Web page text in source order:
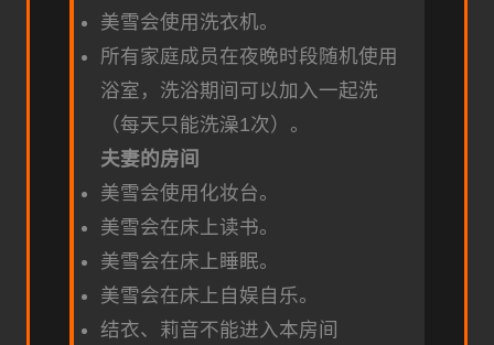
美雪会使用洗衣机。
所有家庭成员在夜晚时段随机使用
浴室，洗浴期间可以加入一起洗
（每天只能洗澡1次）。
夫妻的房间
美雪会使用化妆台。
美雪会在床上读书。
美雪会在床上睡眠。
美雪会在床上自娱自乐。
结衣、莉音不能进入本房间